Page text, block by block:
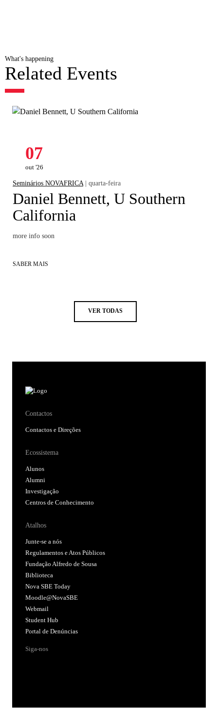
What's happening
Related Events
07
out '26
Seminários NOVAFRICA | quarta-feira
Daniel Bennett, U Southern
California
more info soon
SABER MAIS
VER TODAS
Contactos
Contactos e Direções
Ecossistema
Alunos
Alumni
Investigação
Centros de Conhecimento
Atalhos
Junte-se a nós
Regulamentos e Atos Públicos
Fundação Alfredo de Sousa
Biblioteca
Nova SBE Today
Moodle@NovaSBE
Webmail
Student Hub
Portal de Denúncias
Siga-nos